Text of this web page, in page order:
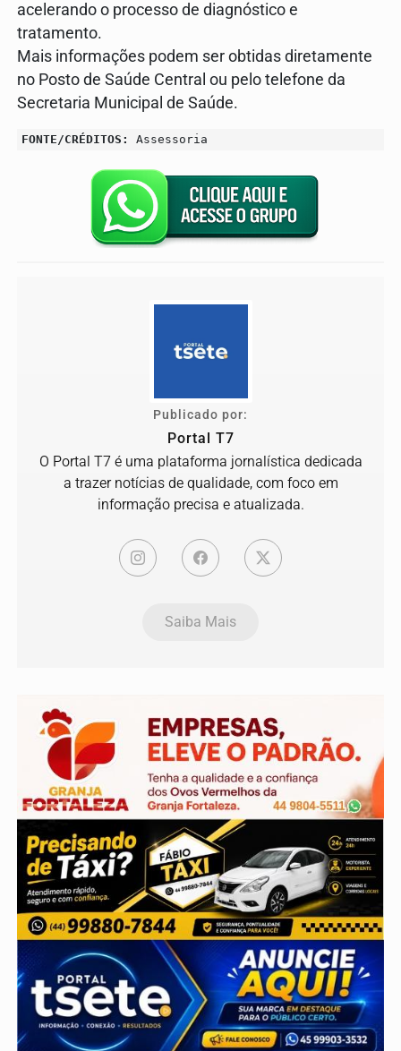
acelerando o processo de diagnóstico e
tratamento.
Mais informações podem ser obtidas diretamente
no Posto de Saúde Central ou pelo telefone da
Secretaria Municipal de Saúde.
FONTE/CRÉDITOS: Assessoria
Publicado por:
Portal T7
O Portal T7 é uma plataforma jornalística dedicada
a trazer notícias de qualidade, com foco em
informação precisa e atualizada.
Saiba Mais